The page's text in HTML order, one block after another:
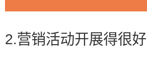
2.营销活动开展得很好